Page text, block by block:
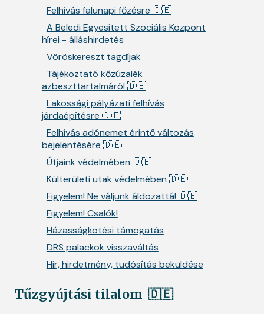
Felhívás falunapi főzésre 🇩🇪
A Beledi Egyesített Szociális Központ
hírei - álláshirdetés
Vöröskereszt tagdíjak
Tájékoztató kőzúzalék
azbeszttartalmáról 🇩🇪
Lakossági pályázati felhívás
járdaépítésre 🇩🇪
Felhívás adónemet érintő változás
bejelentésére 🇩🇪
Útjaink védelmében 🇩🇪
Külterületi utak védelmében 🇩🇪
Figyelem! Ne váljunk áldozattá! 🇩🇪
Figyelem! Csalók!
Házasságkötési támogatás
DRS palackok visszaváltás
Hír, hirdetmény, tudósítás beküldése
Tűzgyújtási tilalom 🇩🇪